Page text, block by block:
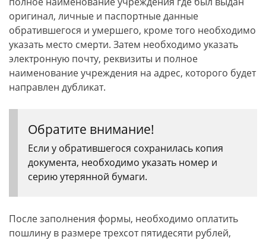
оригинал, личные и паспортные данные
обратившегося и умершего, кроме того необходимо
указать место смерти. Затем необходимо указать
электронную почту, реквизиты и полное
наименование учреждения на адрес, которого будет
направлен дубликат.
Обратите внимание!
Если у обратившегося сохранилась копия
документа, необходимо указать номер и
серию утерянной бумаги.
После заполнения формы, необходимо оплатить
пошлину в размере трехсот пятидесяти рублей,